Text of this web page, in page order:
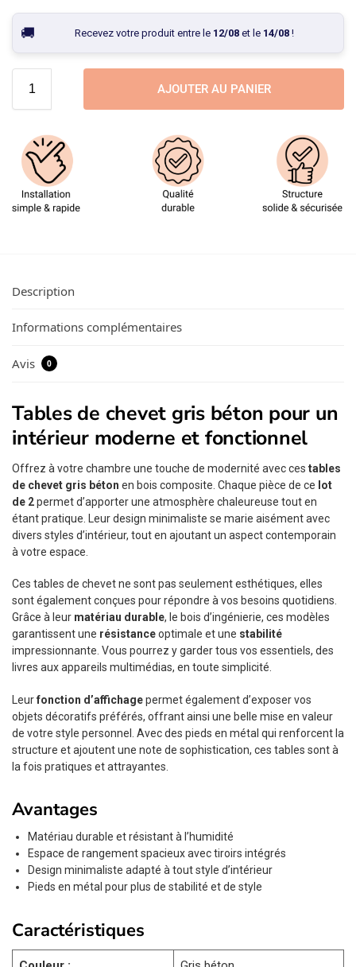
Recevez votre produit entre le 12/08et le 14/08!
AJOUTER AU PANIER
Description
Informations complémentaires
Avis 0
Tables de chevet gris béton pour un
intérieur moderne et fonctionnel
Offrez à votre chambre une touche de modernité avec ces tables
de chevet gris béton en bois composite. Chaque pièce de ce lot
de 2permet d’apporter une atmosphère chaleureuse tout en
étant pratique. Leur design minimaliste se marie aisément avec
divers styles d’intérieur, tout en ajoutant un aspect contemporain
à votre espace.
Ces tables de chevet ne sont pas seulement esthétiques, elles
sont également conçues pour répondre à vos besoins quotidiens.
Grâce à leur matériau durable, le bois d’ingénierie, ces modèles
garantissent une résistanceoptimale et une stabilité
impressionnante. Vous pourrez y garder tous vos essentiels, des
livres aux appareils multimédias, en toute simplicité.
Leurfonction d’affichagepermet également d’exposer vos
objets décoratifs préférés, offrant ainsi une belle mise en valeur
de votre style personnel. Avec des pieds en métal qui renforcent la
structure et ajoutent une note de sophistication, ces tables sont à
la fois pratiques et attrayantes.
Avantages
Matériau durable et résistant à l’humidité
Espace de rangement spacieux avec tiroirs intégrés
Design minimaliste adapté à tout style d’intérieur
Pieds en métal pour plus de stabilité et de style
Caractéristiques